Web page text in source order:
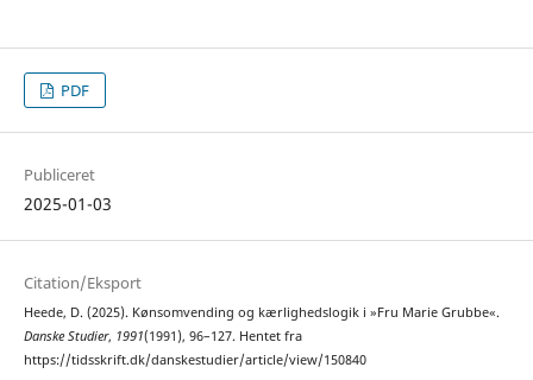
PDF
Publiceret
2025-01-03
Citation/Eksport
Heede, D. (2025). Kønsomvending og kærlighedslogik i »Fru Marie Grubbe«.
Danske Studier, 1991(1991), 96–127. Hentet fra
https://tidsskrift.dk/danskestudier/article/view/150840